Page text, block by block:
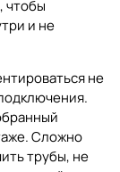
чтобы
и не
не
Сложно
трубы, не